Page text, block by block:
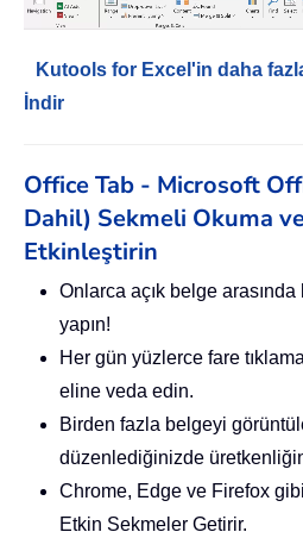
Kutools for Excel'in daha
İndir
Office Tab - Microsoft
Dahil) Sekmeli Okuma
Etkinleştirin
Onlarca açık belge
yapın!
Her gün yüzlerce fare
eline veda edin.
Birden fazla belgeyi
düzenlediğinizde
Chrome, Edge ve Firefox
Etkin Sekmeler Getirir.